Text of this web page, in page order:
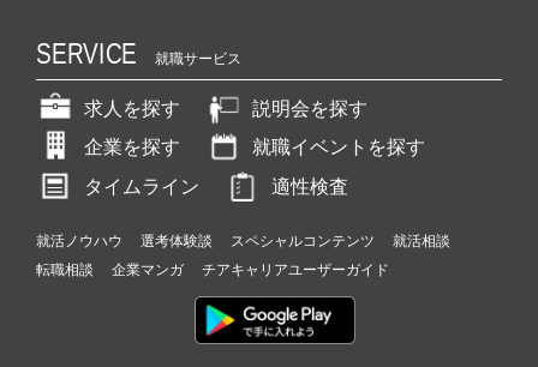
SERVICE 就職サービス
求人を探す
説明会を探す
企業を探す
就職イベントを探す
タイムライン
適性検査
就活ノウハウ 選考体験談 スペシャルコンテンツ
就活相談
転職相談
企業マンガ チアキャリアユーザーガイド